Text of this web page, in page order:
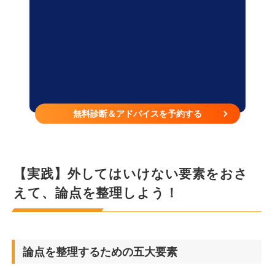
無料診断＆アドバイスを予約する
【実践】外してはいけない要素をおさ
えて、論点を整理しよう！
論点を整理するための五大要素